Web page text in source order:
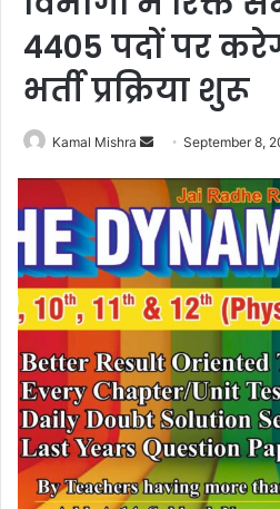
4405 पदों पर
भर्ती प्रक्रिया शुरू
Kamal Mishra
Send
email
September 8,